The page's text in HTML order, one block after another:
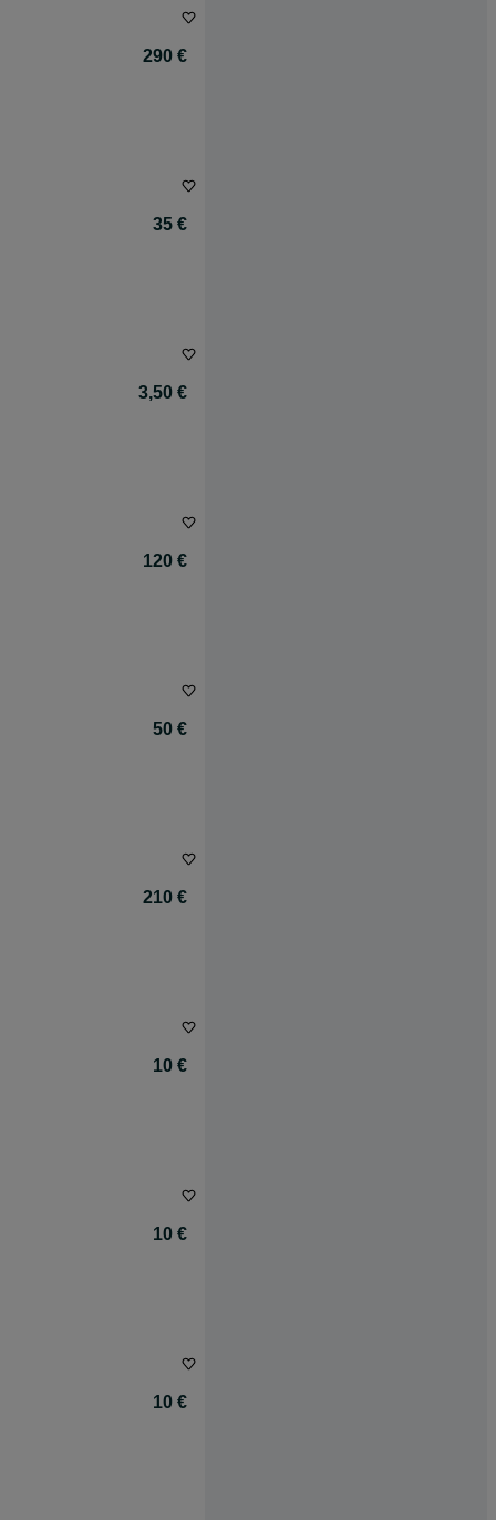
290 €
35 €
3,50 €
120 €
50 €
210 €
10 €
10 €
10 €